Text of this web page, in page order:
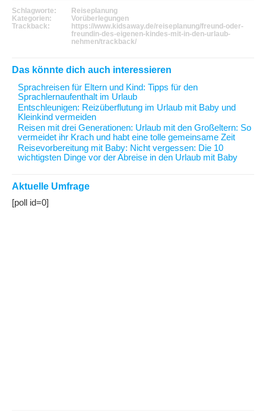
Schlagworte:
Reiseplanung
Kategorien:
Vorüberlegungen
Trackback:
https://www.kidsaway.de/reiseplanung/freund-oder-
freundin-des-eigenen-kindes-mit-in-den-urlaub-
nehmen/trackback/
Das könnte dich auch interessieren
Sprachreisen für Eltern und Kind: Tipps für den
Sprachlernaufenthalt im Urlaub
Entschleunigen: Reizüberflutung im Urlaub mit Baby und
Kleinkind vermeiden
Reisen mit drei Generationen: Urlaub mit den Großeltern: So
vermeidet ihr Krach und habt eine tolle gemeinsame Zeit
Reisevorbereitung mit Baby: Nicht vergessen: Die 10
wichtigsten Dinge vor der Abreise in den Urlaub mit Baby
Aktuelle Umfrage
[poll id=0]